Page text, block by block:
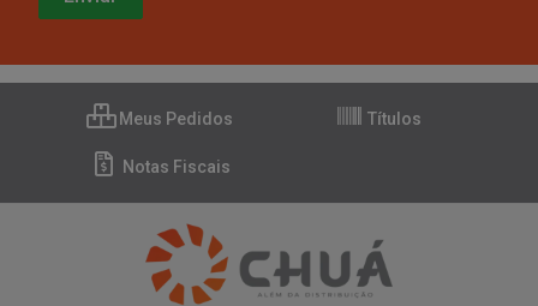
Meus Pedidos Títulos
Notas Fiscais